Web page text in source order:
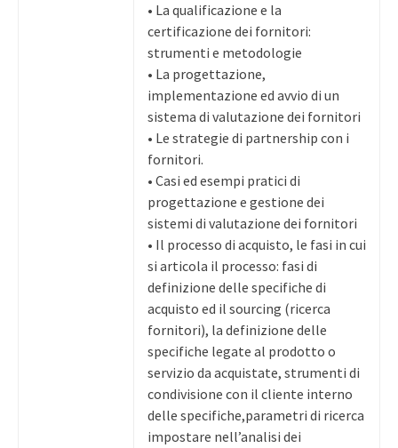
• La qualificazione e la
certificazione dei fornitori:
strumenti e metodologie
• La progettazione,
implementazione ed avvio di un
sistema di valutazione dei fornitori
• Le strategie di partnership con i
fornitori.
• Casi ed esempi pratici di
progettazione e gestione dei
sistemi di valutazione dei fornitori
• Il processo di acquisto, le fasi in cui
si articola il processo: fasi di
definizione delle specifiche di
acquisto ed il sourcing (ricerca
fornitori), la definizione delle
specifiche legate al prodotto o
servizio da acquistate, strumenti di
condivisione con il cliente interno
delle specifiche,parametri di ricerca
impostare nell’analisi dei